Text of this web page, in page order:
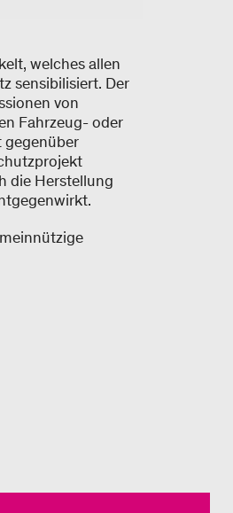
welches allen
sensibilisiert. Der
von
Fahrzeug- oder
gegenüber
die Herstellung